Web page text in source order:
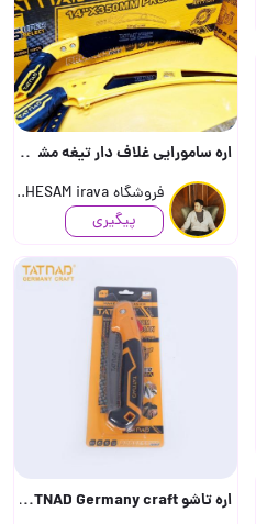
09125993482 ارسال..
اره سامورایی غلاف دار تیغه مشکی TATNAD Germany craft جرمن حک شده (جهت دریافت قیمت ..
فروشگاه HESAM irava..
پیگیری
اره تاشو TATNAD Germany craft تیغه ضخیم جرمنی خورده (جهت دریافت قیمت تماس بگ..